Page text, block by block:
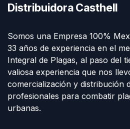
Distribuidora Casthell
Somos una Empresa 100%
33 años de experiencia en el
Integral de Plagas, al paso del
valiosa experiencia que nos
comercialización y distribución
profesionales para combatir
urbanas.